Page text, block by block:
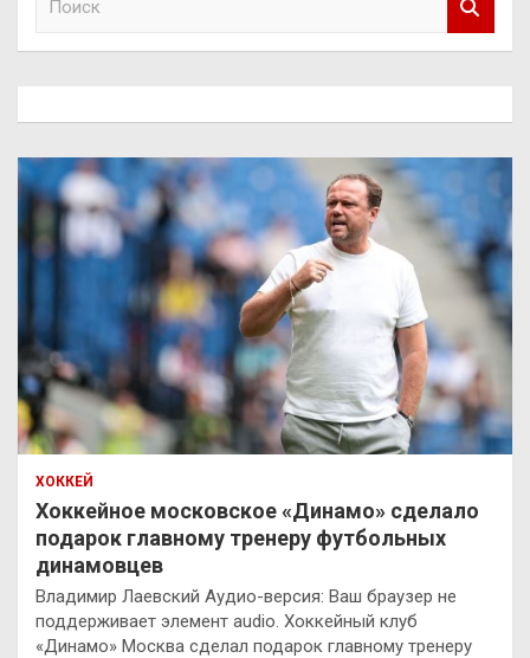
ХОККЕЙ
Хоккейное московское «Динамо» сделало
подарок главному тренеру футбольных
динамовцев
Владимир Лаевский Аудио-версия: Ваш браузер не
поддерживает элемент audio. Хоккейный клуб
«Динамо» Москва сделал подарок главному тренеру